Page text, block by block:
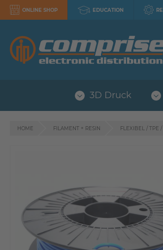
ONLINE SHOP EDUCATION
3D Druck
HOME FILAMENT + RESIN FLEXIBEL / TPE /